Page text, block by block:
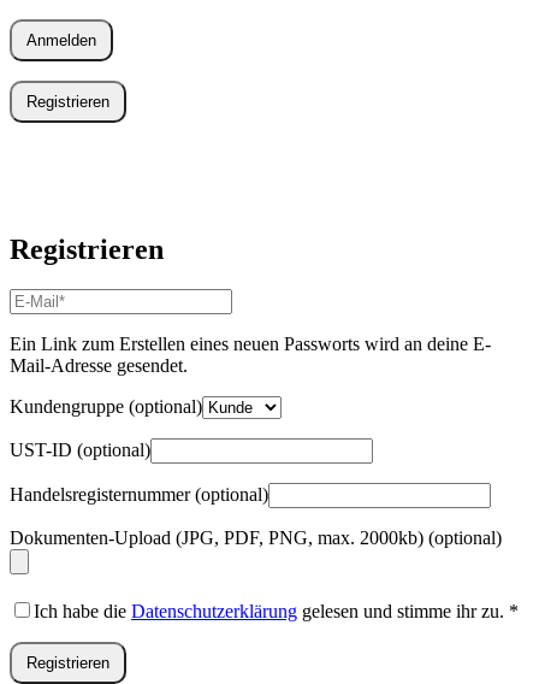
Anmelden
Registrieren
Registrieren
E-
Mail-
Adresse*
Erforderlich
Ein Link zum Erstellen eines neuen Passworts wird an deine E-
Mail-Adresse gesendet.
Kundengruppe (optional)
UST-ID (optional)
Handelsregisternummer(optional)
Dokumenten-Upload (JPG, PDF, PNG, max. 2000kb) (optional)
Ich habe die Datenschutzerklärung gelesen und stimme ihr zu. *
Registrieren